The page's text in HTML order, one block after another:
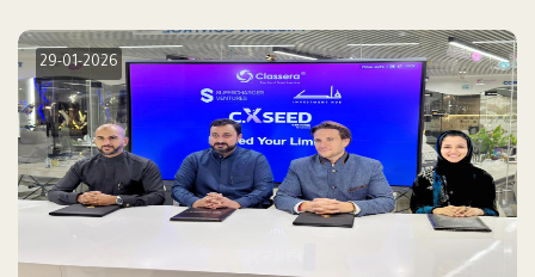
29-01-2026